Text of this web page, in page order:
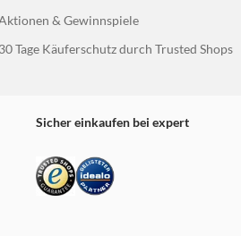
& Gewinnspiele
30 Tage Käuferschutz durch Trusted Shops
Sicher einkaufen bei expert